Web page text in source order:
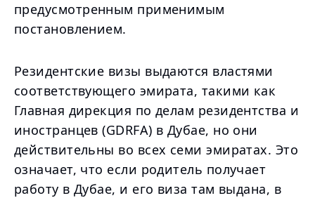
предусмотренным применимым
постановлением.
Резидентские визы выдаются властями
соответствующего эмирата, такими как
Главная дирекция по делам резидентства и
иностранцев (GDRFA) в Дубае, но они
действительны во всех семи эмиратах. Это
означает, что если родитель получает
работу в Дубае, и его виза там выдана, в